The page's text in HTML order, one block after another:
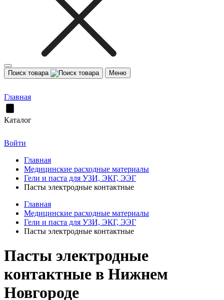
Поиск товара Меню
Главная
Каталог
Войти
Главная
Медицинские расходные материалы
Гели и паста для УЗИ, ЭКГ, ЭЭГ
Пасты электродные контактные
Главная
Медицинские расходные материалы
Гели и паста для УЗИ, ЭКГ, ЭЭГ
Пасты электродные контактные
Пасты электродные
контактные в Нижнем
Новгороде